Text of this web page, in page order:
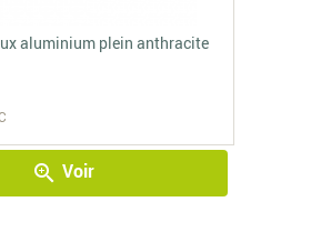
aluminium plein anthracite
zoom_in Voir